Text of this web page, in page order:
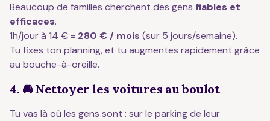
Beaucoup de familles cherchent des gens fiables et
efficaces.
1h/jour à 14 € = 280 € / mois (sur 5 jours/semaine).
Tu fixes ton planning, et tu augmentes rapidement grâce
au bouche-à-oreille.
4. 🚘 Nettoyer les voitures au boulot
Tu vas là où les gens sont : sur le parking de leur